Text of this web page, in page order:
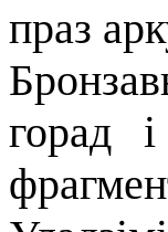
праз
горад